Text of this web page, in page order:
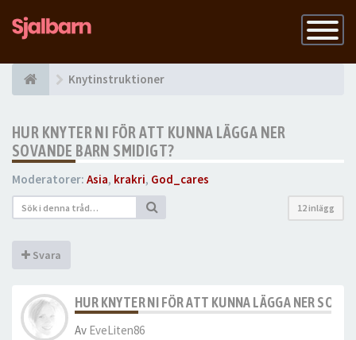
Slå
på
Knytinstruktioner
HUR KNYTER NI FÖR ATT KUNNA LÄGGA NER
SOVANDE BARN SMIDIGT?
Moderatorer: Asia, krakri, God_cares
12 inlägg
Svara
HUR KNYTER NI FÖR ATT KUNNA LÄGGA NER
Av EveLiten86